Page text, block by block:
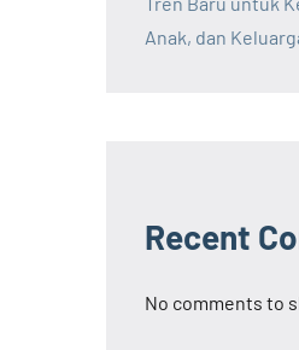
Anak, dan
Recent
No comments to